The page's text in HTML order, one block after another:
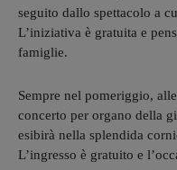
seguito dallo spettacolo a
L’iniziativa è gratuita e
famiglie.
Sempre nel pomeriggio,
concerto per organo della
esibirà nella splendida
L’ingresso è gratuito e